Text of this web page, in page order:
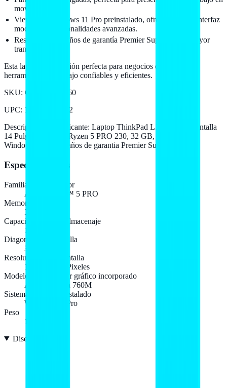
movilidad.
Viene con Windows 11 Pro preinstalado, ofreciendo una interfaz
moderna y funcionalidades avanzadas.
Respaldo con 3 años de garantía Premier Support para mayor
tranquilidad.
Esta laptop es la opción perfecta para negocios que necesitan
herramientas de trabajo confiables y eficientes.
SKU: COMLEV6060
UPC: 199272197652
Descripción del fabricante: Laptop ThinkPad L14 Gen 6 - Pantalla
14 Pulgadas, AMD Ryzen 5 PRO 230, 32 GB, 1 TB SSD,
Windows 11 Pro, 3 años de garantia Premier Support
Especificaciones
Familia de procesador
AMD Ryzen™ 5 PRO
Memoria interna
32 GB
Capacidad total de almacenaje
1 TB
Diagonal de la pantalla
35,6 cm (14")
Resolución de la pantalla
1920 x 1200 Pixeles
Modelo de adaptador gráfico incorporado
AMD Radeon 760M
Sistema operativo instalado
Windows 11 Pro
Peso
1,38 kg
Diseño